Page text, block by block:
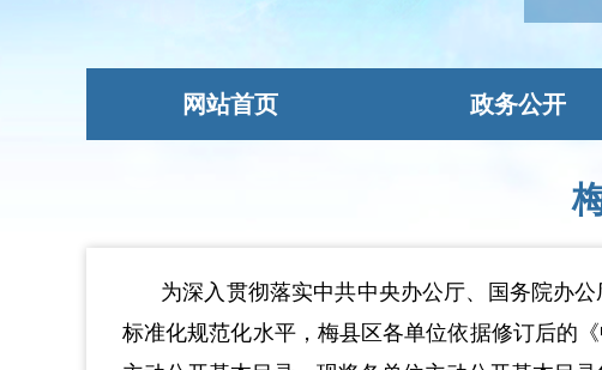
网站首页 政务公开
为深入贯彻落实中共中央办公厅、国务院办
标准化规范化水平，梅县区各单位依据修订后的